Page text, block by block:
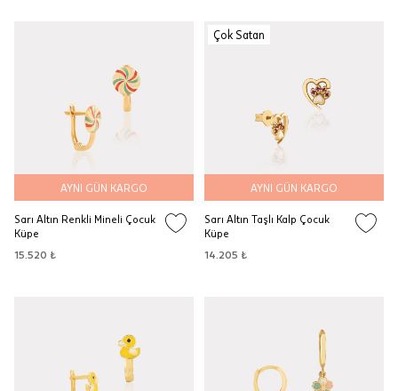
AYNI GÜN KARGO
Sarı Altın Renkli Mineli Çocuk
Küpe
15.520 ₺
Çok Satan
AYNI GÜN KARGO
Sarı Altın Taşlı Kalp Çocuk
Küpe
14.205 ₺